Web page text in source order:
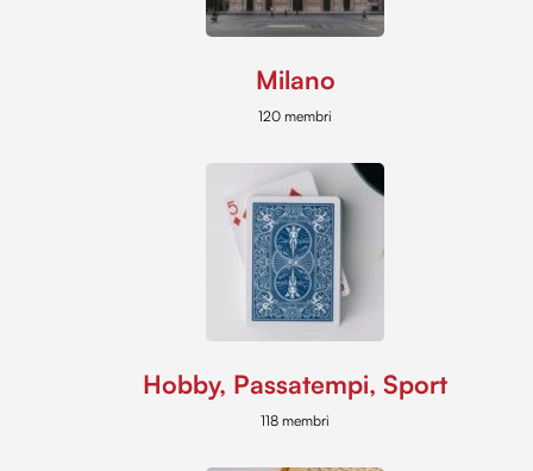
Milano
120 membri
Hobby, Passatempi, Sport
118 membri